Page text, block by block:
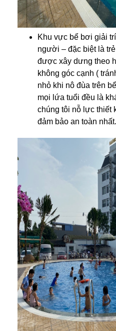
Khu vực bể bơi giải
người – đặc biệt là
được xây dưng theo
không góc cạnh (
nhỏ khi nô đùa trên
mọi lứa tuổi đều là
chúng tôi nỗ lực thiết
đảm bảo an toàn nhất.